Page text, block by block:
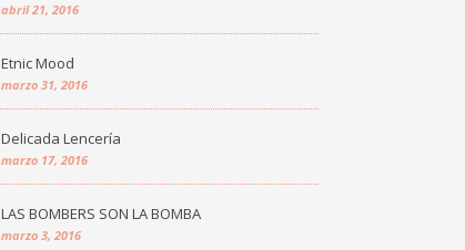
abril 21, 2016
Etnic Mood
marzo 31, 2016
Delicada Lencería
marzo 17, 2016
LAS BOMBERS SON LA BOMBA
marzo 3, 2016